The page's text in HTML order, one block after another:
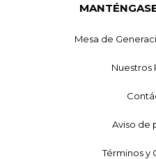
Mesa de
Nuestros
Aviso de
Términos y